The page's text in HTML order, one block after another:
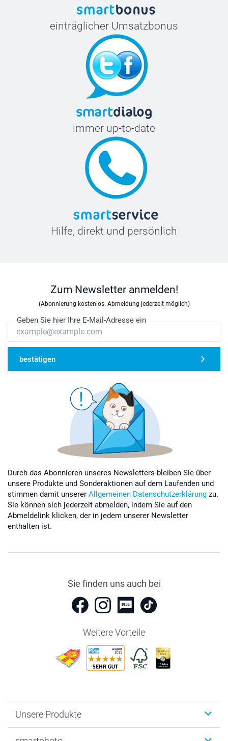
einträglicher Umsatzbonus
immer up-to-date
Hilfe, direkt und persönlich
Zum Newsletter anmelden!
(Abonnierung kostenlos. Abmeldung jederzeit möglich)
Geben Sie hier Ihre E-Mail-Adresse ein
bestätigen
Durch das Abonnieren unseres Newsletters bleiben Sie über
unsere Produkte und Sonderaktionen auf dem Laufenden und
stimmen damit unserer Allgemeinen Datenschutzerklärung zu.
Sie können sich jederzeit abmelden, indem Sie auf den
Abmeldelink klicken, der in jedem unserer Newsletter
enthalten ist.
Sie finden uns auch bei
Weitere Vorteile
Unsere Produkte